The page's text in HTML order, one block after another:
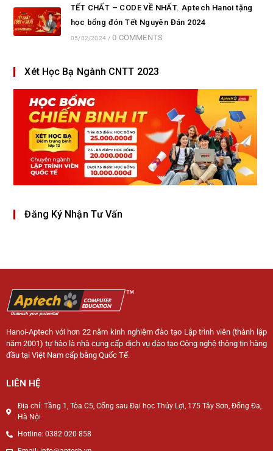
TẾT CHẤT – CODE VỀ NHẤT. Aptech Hanoi tặng
học bổng đón Tết Nguyên Đán 2024
05/02/2024 / 0 COMMENTS
Xét Học Bạ Ngành CNTT 2023
Đăng Ký Nhận Tư Vấn
Hanoi-Aptech với hơn 22 năm kinh nghiệm đào tạo Lập trình viên (thành lập
năm 2001) tự hào là nhà cung cấp dịch vụ đào tạo Công nghệ thông tin hàng
đầu tại Việt Nam cấp bằng Quốc Tế.
LIÊN HỆ
Địa chỉ: Tầng 1, Tòa C5, Cổng sau Đại học Thủy Lợi, 175 Tây Sơn, Đống Đa,
Hà Nội
Hotline: 0382 020 858